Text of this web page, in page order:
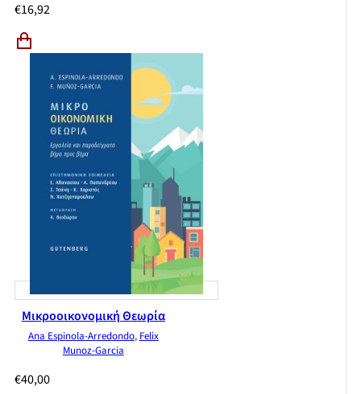
€16,92
Μικροοικονομική Θεωρία
Ana Espinola-Arredondo, Felix
Munoz-Garcia
€40,00